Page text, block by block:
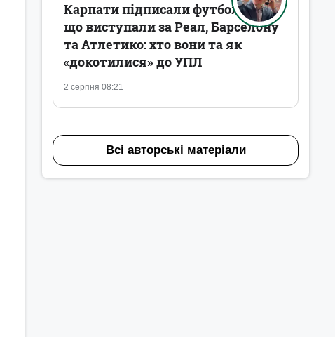
2 серпня 08:21
Карпати підписали футболістів,
що виступали за Реал, Барселону
та Атлетико: хто вони та як
«докотилися» до УПЛ
Всі авторські матеріали